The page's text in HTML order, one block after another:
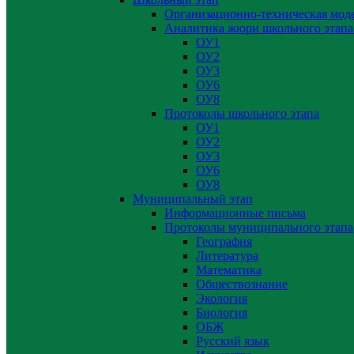
Организационно-техническая
Аналитика жюри школьного
ОУ1
ОУ2
ОУ3
ОУ6
ОУ8
Протоколы школьного этапа
ОУ1
ОУ2
ОУ3
ОУ6
ОУ8
Муниципальный этап
Информационные письма
Протоколы муниципального этапа
География
Литература
Математика
Обществознание
Экология
Биология
ОБЖ
Русский язык